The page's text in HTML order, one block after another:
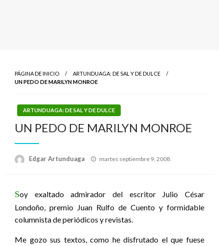
PÁGINA DE INICIO
ARTUNDUAGA: DE SAL Y DE DULCE
UN PEDO DE MARILYN MONROE
ARTUNDUAGA: DE SAL Y DE DULCE
UN PEDO DE MARILYN MONROE
Edgar Artunduaga
Publicado
martes septiembre 9, 2008
Soy exaltado admirador del escritor Julio César
Londoño, premio Juan Rulfo de Cuento y formidable
columnista de periódicos y revistas.
Me gozo sus textos, como he disfrutado el que fuese